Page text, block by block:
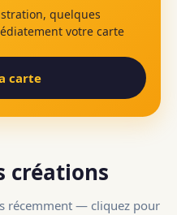
quelques
votre carte
carte
créations
récemment — cliquez pour